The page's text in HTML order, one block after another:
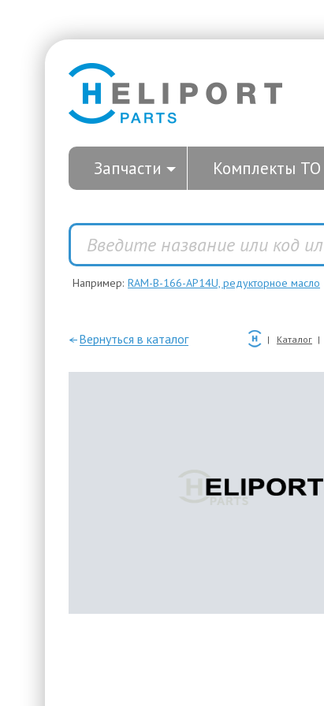
Запчасти Комплекты ТО
Например: RAM-B-166-AP14U, редукторное масло
—Вернуться в каталог Каталог